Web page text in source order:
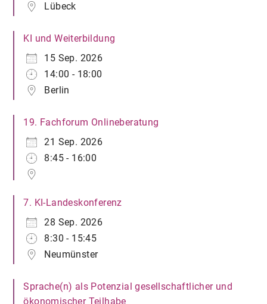
Lübeck
KI und Weiterbildung
15 Sep. 2026
14:00 - 18:00
Berlin
19. Fachforum Onlineberatung
21 Sep. 2026
8:45 - 16:00
7. KI-Landeskonferenz
28 Sep. 2026
8:30 - 15:45
Neumünster
Sprache(n) als Potenzial gesellschaftlicher und
ökonomischer Teilhabe